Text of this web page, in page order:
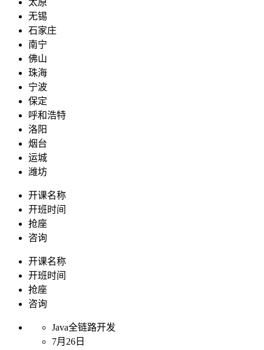
太原
无锡
石家庄
南宁
佛山
珠海
宁波
保定
呼和浩特
洛阳
烟台
运城
潍坊
开课名称
开班时间
抢座
咨询
开课名称
开班时间
抢座
咨询
Java全链路开发
7月26日